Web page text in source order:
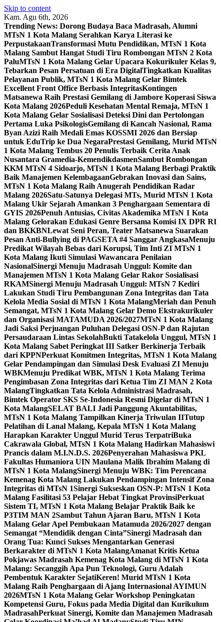
Skip to content
Kam. Agu 6th, 2026
Trending News: Dorong Budaya Baca Madrasah, Alumni
MTsN 1 Kota Malang Serahkan Karya Literasi ke
PerpustakaanTransformasi Mutu Pendidikan, MTsN 1 Kota
Malang Sambut Hangat Studi Tiru Rombongan MTsN 2 Kota
PaluMTsN 1 Kota Malang Gelar Upacara Kokurikuler Kelas 9,
Tebarkan Pesan Persatuan di Era DigitalTingkatkan Kualitas
Pelayanan Publik, MTsN 1 Kota Malang Gelar Bimtek
Excellent Front Office Berbasis IntegritasKontingen
Matsanewa Raih Prestasi Gemilang di Jambore Koperasi Siswa
Kota Malang 2026Peduli Kesehatan Mental Remaja, MTsN 1
Kota Malang Gelar Sosialisasi Deteksi Dini dan Pertolongan
Pertama Luka PsikologisGemilang di Kancah Nasional, Rama
Byan Azizi Raih Medali Emas KOSSMI 2026 dan Bersiap
untuk EduTrip ke Dua NegaraPrestasi Gemilang, Murid MTsN
1 Kota Malang Tembus 20 Penulis Terbaik Cerita Anak
Nusantara Gramedia-KemendikdasmenSambut Rombongan
KKM MTsN 4 Sidoarjo, MTsN 1 Kota Malang Berbagi Praktik
Baik Manajemen KelembagaanGebrakan Inovasi dan Sains,
MTsN 1 Kota Malang Raih Anugerah Pendidikan Radar
Malang 2026Satu-Satunya Delegasi MTs, Murid MTsN 1 Kota
Malang Ukir Sejarah Amankan 3 Penghargaan Sementara di
GYIS 2026Penuh Antusias, Civitas Akademika MTsN 1 Kota
Malang Gelorakan Edukasi Genre Bersama Komisi IX DPR RI
dan BKKBNLewat Seni Peran, Teater Matsanewa Suarakan
Pesan Anti-Bullying di PAGSETA #4 Sanggar AngkasaMenuju
Predikat Wilayah Bebas dari Korupsi, Tim Inti ZI MTsN 1
Kota Malang Ikuti Simulasi Wawancara Penilaian
NasionalSinergi Menuju Madrasah Unggul: Komite dan
Manajemen MTsN 1 Kota Malang Gelar Rakor Sosialisasi
RKAMSinergi Menuju Madrasah Unggul: MTsN 7 Kediri
Lakukan Studi Tiru Pembangunan Zona Integritas dan Tata
Kelola Media Sosial di MTsN 1 Kota MalangMeriah dan Penuh
Semangat, MTsN 1 Kota Malang Gelar Demo Ekstrakurikuler
dan Organisasi MATAMUDA 2026/2027MTsN 1 Kota Malang
Jadi Saksi Perjuangan Puluhan Delegasi OSN-P dan Rajutan
Persaudaraan Lintas SekolahBukti Tatakelola Unggul, MTsN 1
Kota Malang Sabet Peringkat III Satker Berkinerja Terbaik
dari KPPNPerkuat Komitmen Integritas, MTsN 1 Kota Malang
Gelar Pendampingan dan Simulasi Desk Evaluasi ZI Menuju
WBKMenuju Predikat WBK, MTsN 1 Kota Malang Terima
Pengimbasan Zona Integritas dari Ketua Tim ZI MAN 2 Kota
MalangTingkatkan Tata Kelola Administrasi Madrasah,
Bimtek Operator SKS Se-Indonesia Resmi Digelar di MTsN 1
Kota MalangSELAT BALI Jadi Panggung Akuntabilitas,
MTsN 1 Kota Malang Tampilkan Kinerja Triwulan IITutup
Pelatihan di Lanal Malang, Kepala MTsN 1 Kota Malang
Harapkan Karakter Unggul Murid Terus TerpatriBuka
Cakrawala Global, MTsN 1 Kota Malang Hadirkan Mahasiswi
Prancis dalam M.I.N.D.S. 2026Penyerahan Mahasiswa PKL
Fakultas Humaniora UIN Maulana Malik Ibrahim Malang di
MTsN 1 Kota MalangSinergi Menuju WBK: Tim Perencana
Kemenag Kota Malang Lakukan Pendampingan Intensif Zona
Integritas di MTsN 1Sinergi Sukseskan OSN-P: MTsN 1 Kota
Malang Fasilitasi 53 Pelajar Hebat Tingkat ProvinsiPerkuat
Sistem TI, MTsN 1 Kota Malang Belajar Praktik Baik ke
P3TIM MAN 2Sambut Tahun Ajaran Baru, MTsN 1 Kota
Malang Gelar Apel Pembukaan Matamuda 2026/2027 dengan
Semangat “Mendidik dengan Cinta”Sinergi Madrasah dan
Orang Tua: Kunci Sukses Mengantarkan Generasi
Berkarakter di MTsN 1 Kota MalangAmanat Kritis Ketua
Pokjawas Madrasah Kemenag Kota Malang di MTsN 1 Kota
Malang: Secanggih Apa Pun Teknologi, Guru Adalah
Pembentuk Karakter SejatiKeren! Murid MTsN 1 Kota
Malang Raih Penghargaan di Ajang Internasional AYIMUN
2026MTsN 1 Kota Malang Gelar Workshop Peningkatan
Kompetensi Guru, Fokus pada Media Digital dan Kurikulum
MadrasahPerkuat Sinergi, Komite dan Manajemen Madrasah